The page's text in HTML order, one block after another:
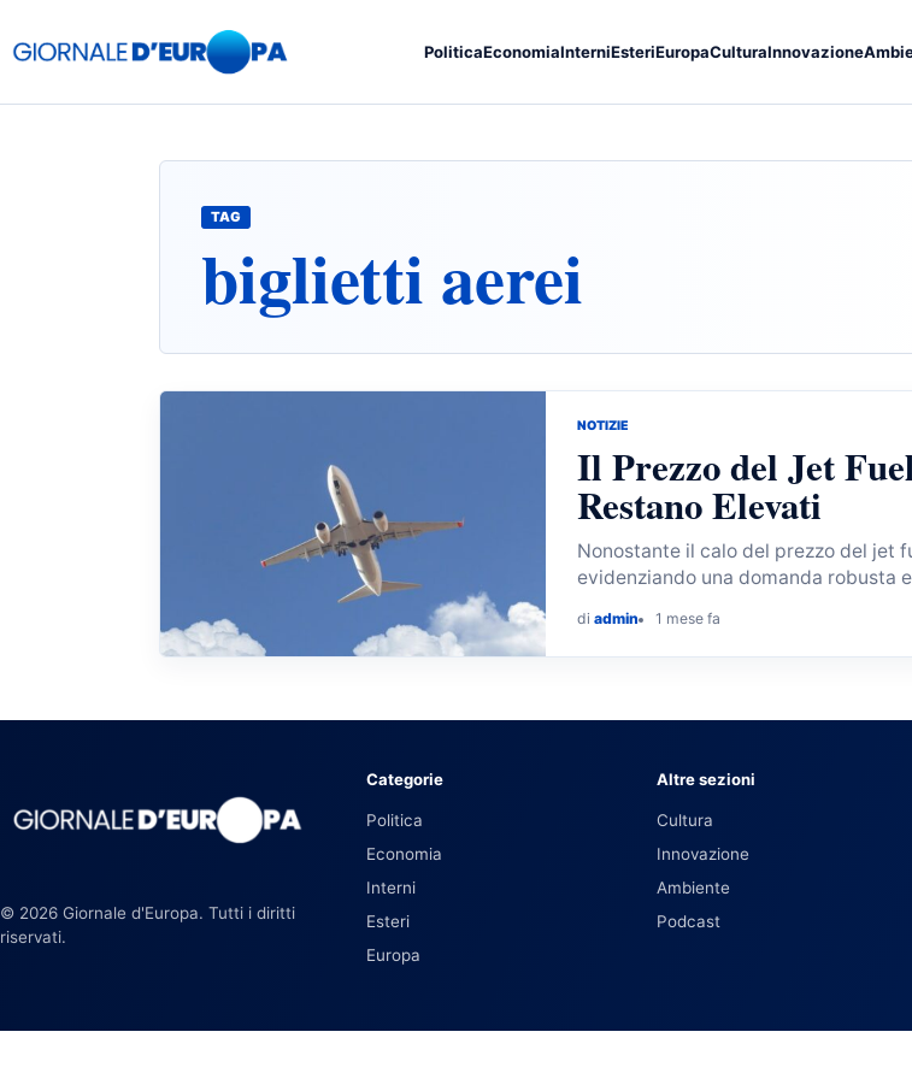
PoliticaEconomiaInterniEsteriEuropaCulturaInnovazione
TAG
biglietti aerei
NOTIZIE
Il Prezzo del Jet
Restano Elevati
Nonostante il calo del prezzo del jet
evidenziando una domanda robusta
di admin 1 mese fa
© 2026 Giornale d'Europa. Tutti i diritti
riservati.
Categorie
Politica
Economia
Interni
Esteri
Europa
Altre sezioni
Cultura
Innovazione
Ambiente
Podcast